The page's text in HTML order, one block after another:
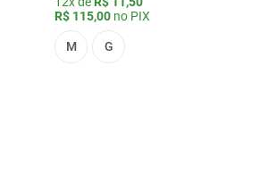
R$ 115,00 no PIX
M G